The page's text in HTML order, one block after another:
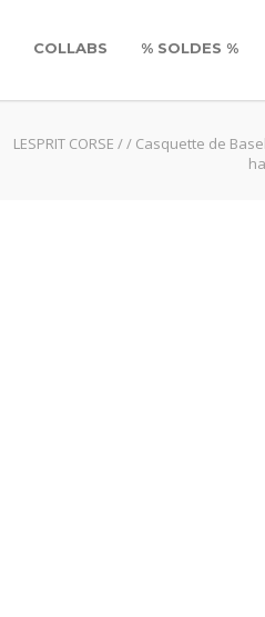
COLLABS % SOLDES %
LESPRIT CORSE // Casquette de